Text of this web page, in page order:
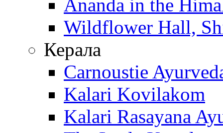
Ananda in the
Wildflower Hall,
Керала
Carnoustie
Kalari Kovilakom
Kalari Rasayana